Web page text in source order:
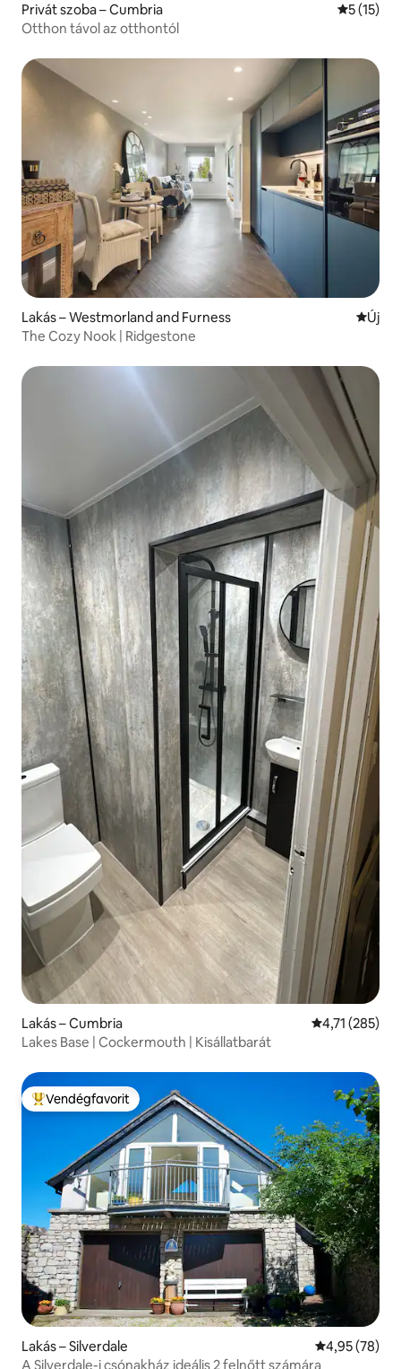
Privát szoba – Cumbria Átlagos
5 (15)
Otthon távol az otthontól
Lakás – Westmorland and Furness ÚjÚj
The Cozy Nook | Ridgestone
Lakás – Cumbria Átlagos
4,71 (285)
Lakes Base | Cockermouth | Kisállatbarát
Kiemelt vendégfavorit
Vendégfavorit
Lakás – Silverdale Átlagos
4,95 (78)
A Silverdale-i csónakház ideális 2 felnőtt számára